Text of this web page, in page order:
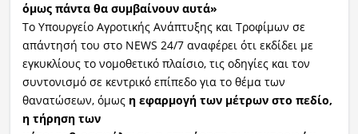
όμως πάντα θα συμβαίνουν αυτά»
Το Υπουργείο Αγροτικής Ανάπτυξης και Τροφίμων σε
απάντησή του στο NEWS 24/7 αναφέρει ότι εκδίδει με
εγκυκλίους το νομοθετικό πλαίσιο, τις οδηγίες και τον
συντονισμό σε κεντρικό επίπεδο για το θέμα των
θανατώσεων, όμως η εφαρμογή των μέτρων στο πεδίο,
η τήρηση των